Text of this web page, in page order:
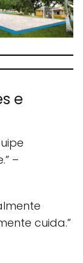
e
–
cuida.”